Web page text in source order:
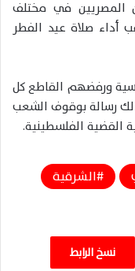
المصريين في مختلف
أداء صلاة عيد الفطر
ورفضهم القاطع كل
رسالة بوقوف الشعب
القضية الفلسطينية.
الشرقية
نسخ الرابط